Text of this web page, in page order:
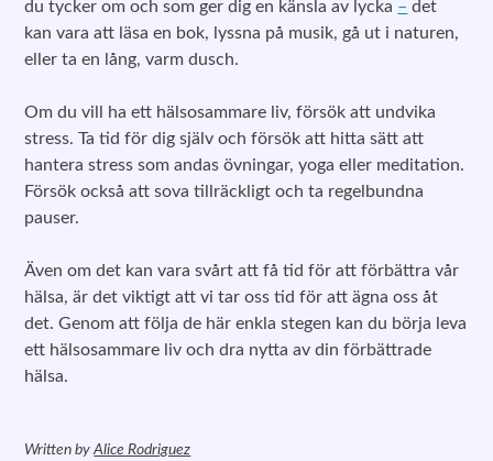
du tycker om och som ger dig en känsla av lycka – det
kan vara att läsa en bok, lyssna på musik, gå ut i naturen,
eller ta en lång, varm dusch.
Om du vill ha ett hälsosammare liv, försök att undvika
stress. Ta tid för dig själv och försök att hitta sätt att
hantera stress som andas övningar, yoga eller meditation.
Försök också att sova tillräckligt och ta regelbundna
pauser.
Även om det kan vara svårt att få tid för att förbättra vår
hälsa, är det viktigt att vi tar oss tid för att ägna oss åt
det. Genom att följa de här enkla stegen kan du börja leva
ett hälsosammare liv och dra nytta av din förbättrade
hälsa.
WrittenbyAlice Rodriguez